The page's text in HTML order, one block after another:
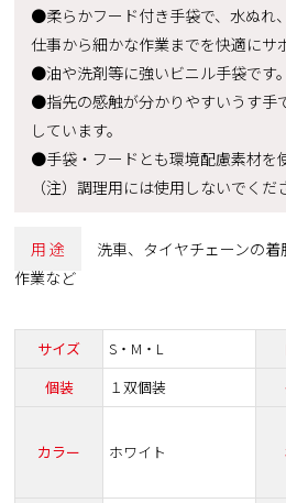
●柔らかフード付き手袋で、水ぬれ
仕事から細かな作業までを快適にサ
●油や洗剤等に強いビニル手袋です。
●指先の感触が分かりやすいうす手
しています。
●手袋・フードとも環境配慮素材を
（注）調理用には使用しないでくだ
用 途
洗車、タイヤチェーンの
作業など
サイズ S・M・L
個装
１双個装
カラー ホワイト